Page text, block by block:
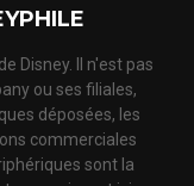
Disney. Il n'est pas
ou ses filiales,
déposées, les
commerciales
sont la